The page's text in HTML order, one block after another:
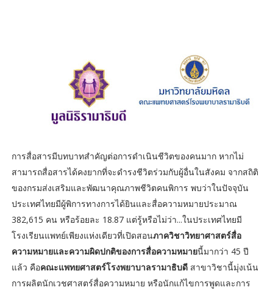
การสื่อสารมีบทบาทสำคัญต่อการดำเนินชีวิตของคนมาก หากไม่
สามารถสื่อสารได้คงยากที่จะดำรงชีวิตร่วมกับผู้อื่นในสังคม จากสถิติ
ของกรมส่งเสริมและพัฒนาคุณภาพชีวิตคนพิการ พบว่าในปัจจุบัน
ประเทศไทยมีผู้พิการทางการได้ยินและสื่อความหมายประมาณ
382,615 คน หรือร้อยละ 18.87 แต่รู้หรือไม่ว่า...ในประเทศไทยมี
โรงเรียนแพทย์เพียงแห่งเดียวที่เปิดสอนภาควิชาวิทยาศาสตร์สื่อ
ความหมายและความผิดปกติของการสื่อความหมายนี้มากว่า 45 ปี
แล้ว คือคณะแพทยศาสตร์โรงพยาบาลรามาธิบดีสาขาวิชานี้มุ่งเน้น
การผลิตนักเวชศาสตร์สื่อความหมาย หรือนักแก้ไขการพูดและการ